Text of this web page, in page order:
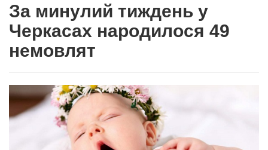
За минулий тиждень у
Черкасах народилося 49
немовлят